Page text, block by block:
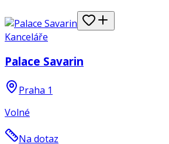
Kanceláře
Palace Savarin
Praha 1
Volné
Na dotaz